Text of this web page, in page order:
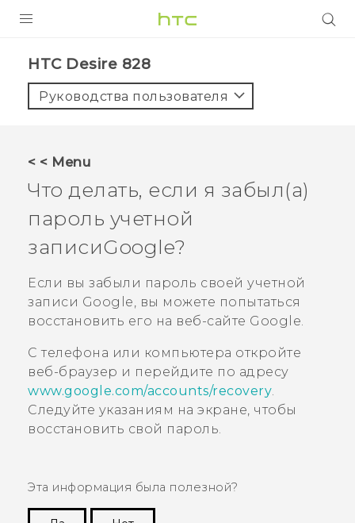
5G
VIVERSE
ПОДДЕРЖКА
HTC Desire 828‎
Руководства пользователя
< < Menu
Что делать, если я забыл(а)
пароль учетной
записиGoogle?
Если вы забыли пароль своей учетной
записи Google, вы можете попытаться
восстановить его на веб-сайте Google.
С телефона или компьютера откройте
веб-браузер и перейдите по адресу
www.google.com/accounts/recovery.
Следуйте указаниям на экране, чтобы
восстановить свой пароль.
Эта информация была полезной?